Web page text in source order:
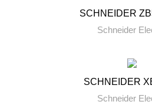
SCHNEIDER
Schneider
SCHNEIDER
Schneider